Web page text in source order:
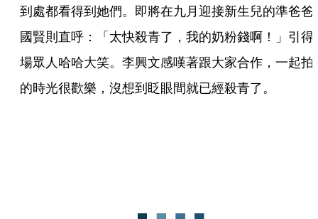
到處都看得到她們。即將在九月迎接新生兒的準爸爸
國賢則直呼：「太快殺青了，我的奶粉錢啊！」引得
場眾人哈哈大笑。李興文感嘆著跟大家合作，一起拍
的時光很歡樂，沒想到眨眼間就已經殺青了。